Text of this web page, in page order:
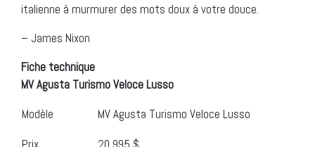
italienne à murmurer des mots doux à votre douce.
– James Nixon
Fiche technique
MV Agusta Turismo Veloce Lusso
Modèle
MV Agusta Turismo Veloce Lusso
Prix
20 995 $